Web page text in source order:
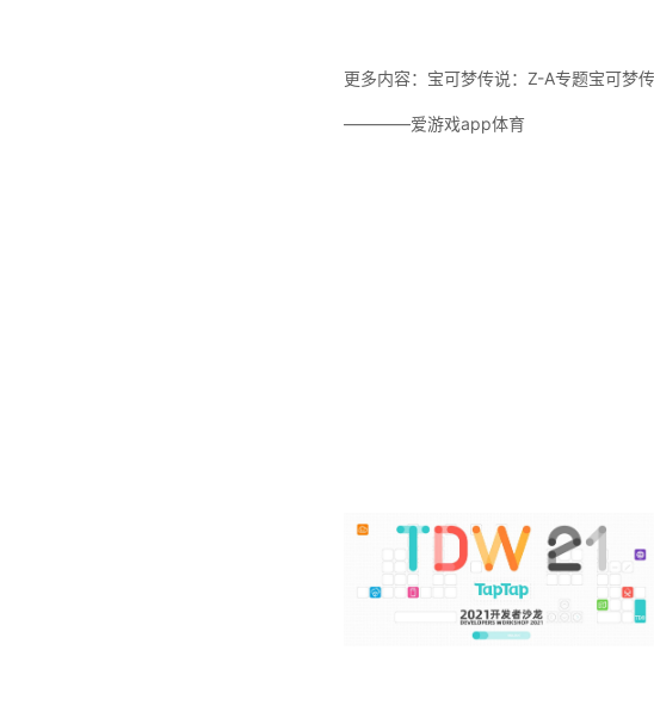
更多内容：宝可梦传说：Z-A专题宝可梦
————爱游戏app体育